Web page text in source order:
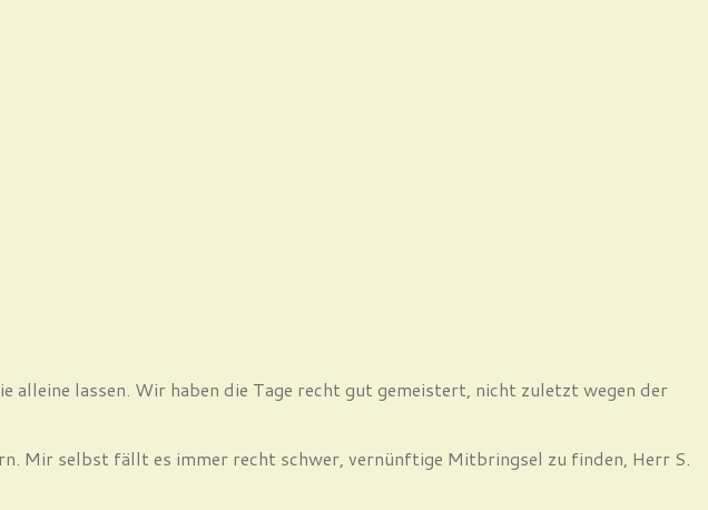
lassen. Wir haben die Tage recht gut gemeistert, nicht zuletzt wegen der
Mir selbst fällt es immer recht schwer, vernünftige Mitbringsel zu finden, Herr S.